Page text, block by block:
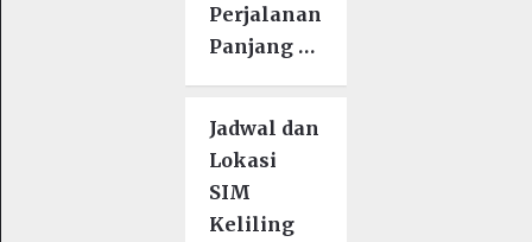
Perjalanan
Panjang …
Jadwal dan
Lokasi
SIM
Keliling